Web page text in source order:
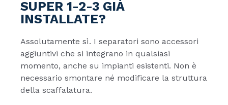
SUPER 1-2-3 GIÀ
INSTALLATE?
Assolutamente sì. I separatori sono accessori
aggiuntivi che si integrano in qualsiasi
momento, anche su impianti esistenti. Non è
necessario smontare né modificare la struttura
della scaffalatura.